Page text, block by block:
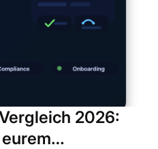
2026: